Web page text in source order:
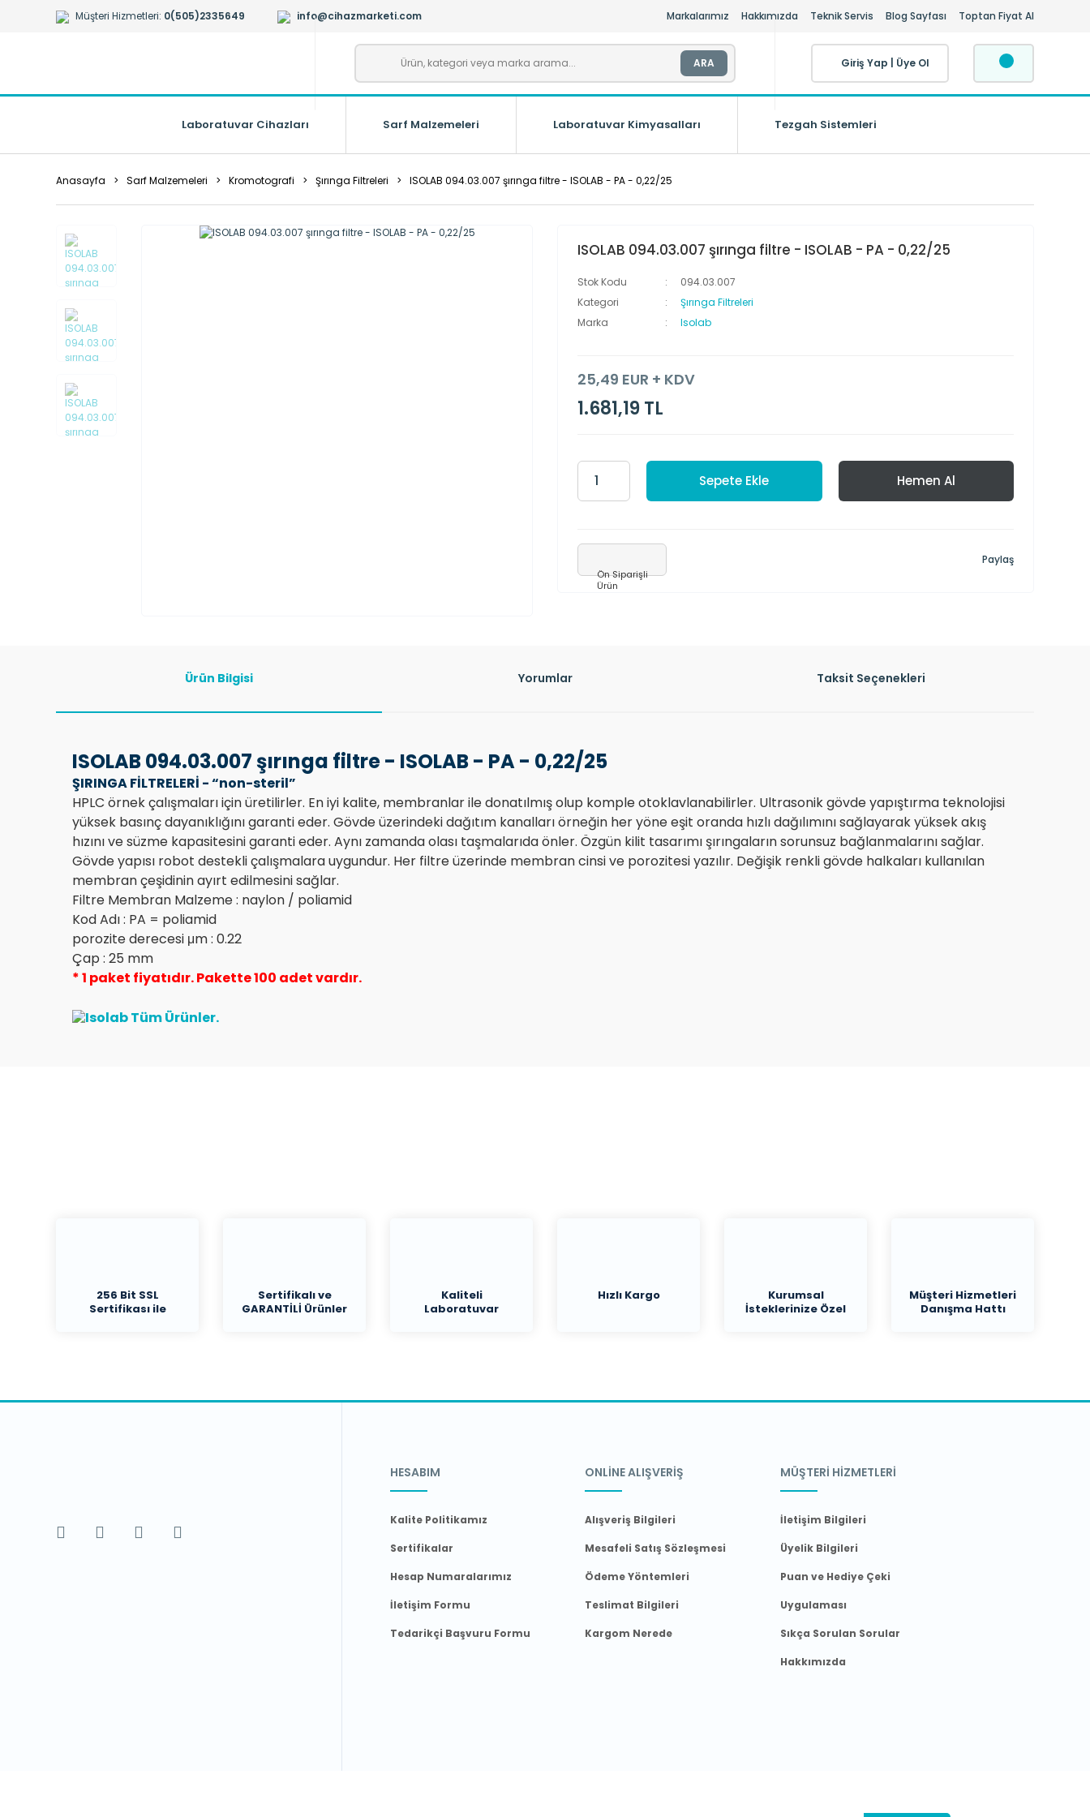
Müşteri Hizmetleri: 0(505)2335649 info@cihazmarketi.com Markalarımız Hakkımızda Teknik Servis Blog Sayfası Toptan Fiyat Al
ARA Giriş Yap Üye Ol
Laboratuvar Cihazları Sarf Malzemeleri Laboratuvar Kimyasalları Tezgah Sistemleri
Anasayfa Sarf Malzemeleri Kromotografi Şırınga Filtreleri ISOLAB 094.03.007 şırınga filtre - ISOLAB - PA - 0,22/25
ISOLAB 094.03.007 şırınga filtre - ISOLAB - PA - 0,22/25
Stok Kodu
094.03.007
Kategori
Şırınga Filtreleri
Marka
Isolab
25,49 EUR + KDV
1.681,19 TL
Sepete Ekle Hemen Al
Ön Siparişli
Ürün
Paylaş
Ürün Bilgisi Yorumlar Taksit Seçenekleri
ISOLAB 094.03.007 şırınga filtre - ISOLAB - PA - 0,22/25
ŞIRINGA FİLTRELERİ - “non-steril”
HPLC örnek çalışmaları için üretilirler. En iyi kalite, membranlar ile donatılmış olup komple otoklavlanabilirler. Ultrasonik gövde yapıştırma teknolojisi
yüksek basınç dayanıklığını garanti eder. Gövde üzerindeki dağıtım kanalları örneğin her yöne eşit oranda hızlı dağılımını sağlayarak yüksek akış
hızını ve süzme kapasitesini garanti eder. Aynı zamanda olası taşmalarıda önler. Özgün kilit tasarımı şırıngaların sorunsuz bağlanmalarını sağlar.
Gövde yapısı robot destekli çalışmalara uygundur. Her filtre üzerinde membran cinsi ve porozitesi yazılır. Değişik renkli gövde halkaları kullanılan
membran çeşidinin ayırt edilmesini sağlar.
Filtre Membran Malzeme : naylon / poliamid
Kod Adı : PA = poliamid
porozite derecesi μm : 0.22
Çap : 25 mm
* 1 paket fiyatıdır. Pakette 100 adet vardır.
256 Bit SSL
Sertifikası ile
Sertifikalı ve
GARANTİLİ Ürünler
Kaliteli
Laboratuvar
Hızlı Kargo
Kurumsal
İsteklerinize Özel
Müşteri Hizmetleri
Danışma Hattı
HESABIM
Kalite Politikamız
Sertifikalar
Hesap Numaralarımız
İletişim Formu
Tedarikçi Başvuru Formu
ONLİNE ALIŞVERİŞ
Alışveriş Bilgileri
Mesafeli Satış Sözleşmesi
Ödeme Yöntemleri
Teslimat Bilgileri
Kargom Nerede
MÜŞTERİ HİZMETLERİ
İletişim Bilgileri
Üyelik Bilgileri
Puan ve Hediye Çeki
Uygulaması
Sıkça Sorulan Sorular
Hakkımızda